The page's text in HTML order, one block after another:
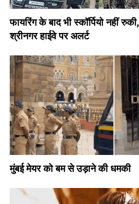
फायरिंग के बाद भी स्कॉर्पियो नहीं
श्रीनगर हाईवे पर अलर्ट
मुंबई मेयर को बम से उड़ाने की धमकी